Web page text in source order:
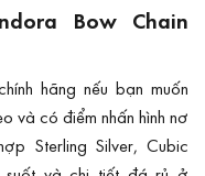
Bow Chain
hãng nếu bạn muốn
và có điểm nhấn hình nơ
Sterling Silver, Cubic